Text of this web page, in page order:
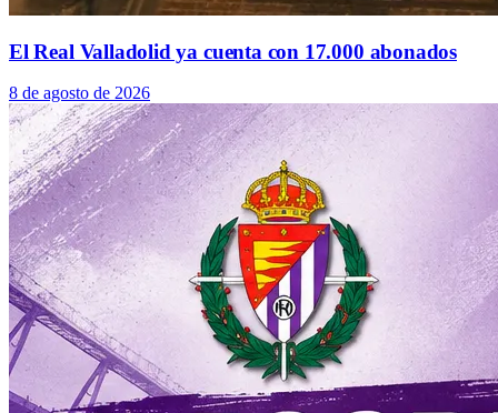
El Real Valladolid ya cuenta con 17.000 abonados
8 de agosto de 2026